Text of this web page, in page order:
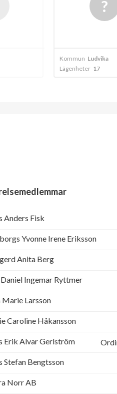
Kommun Ludvika
Lägenheter 17
Anders Fisk
Yvonne Irene Eriksson
Anita Berg
Ingemar Ryttmer
Marie Larsson
Caroline Håkansson
Erik Alvar Gerlström
Stefan Bengtsson
Norr AB